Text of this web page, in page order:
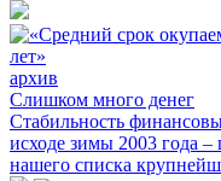
архив
Слишком много денег
Стабильность
исходе зимы 2003 года
нашего списка